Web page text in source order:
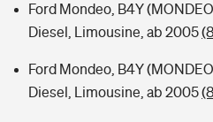
Ford Mondeo, B4Y
Diesel, Limousine, ab 2005
Ford Mondeo, B4Y
Diesel, Limousine, ab 2005